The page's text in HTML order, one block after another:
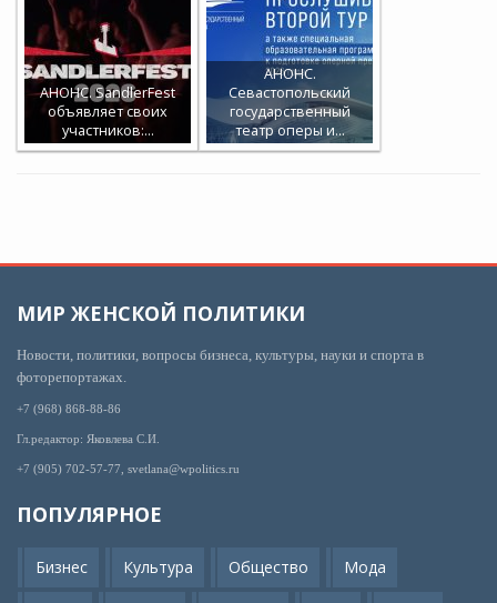
АНОНС. SandlerFest
объявляет своих
участников:…
АНОНС.
Севастопольский
государственный
театр оперы и…
МИР ЖЕНСКОЙ ПОЛИТИКИ
Новости, политики, вопросы бизнеса, культуры, науки и спорта в
фоторепортажах.
+7 (968) 868-88-86
Гл.редактор: Яковлева С.И.
+7 (905) 702-57-77, svetlana@wpolitics.ru
ПОПУЛЯРНОЕ
Бизнес Культура Общество Мода